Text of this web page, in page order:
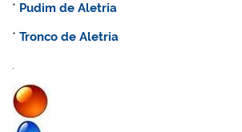
* Pudim deAletria
*Tronco deAletria
.